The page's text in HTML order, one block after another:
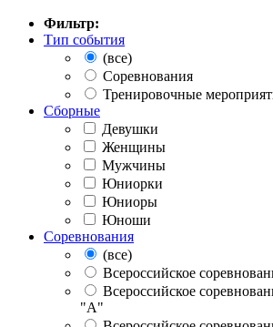
Фильтр:
Тип события
(все)
Соревнования
Тренировочные
Сборные
Девушки
Женщины
Мужчины
Юниорки
Юниоры
Юноши
Соревнования
(все)
Всероссийское
Всероссийское
"А"